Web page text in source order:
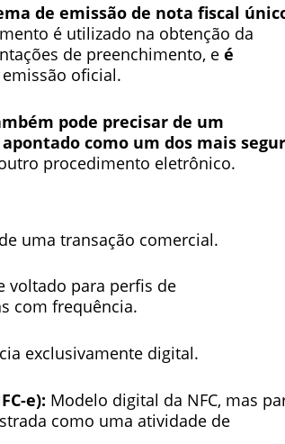
de emissão de nota fiscal
é utilizado na obtenção da
de preenchimento, e é
oficial.
pode precisar de um
como um dos mais
procedimento eletrônico.
uma transação comercial.
voltado para perfis de
com frequência.
exclusivamente digital.
e): Modelo digital da NFC, mas
como uma atividade de